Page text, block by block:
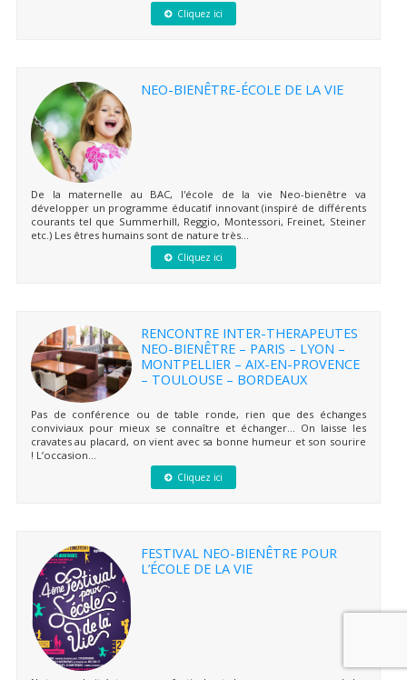
Cliquez ici
NEO-BIENÊTRE-ÉCOLE DE LA VIE
De la maternelle au BAC, l'école de la vie Neo-bienêtre va
développer un programme éducatif innovant (inspiré de différents
courants tel que Summerhill, Reggio, Montessori, Freinet, Steiner
etc.) Les êtres humains sont de nature très...
Cliquez ici
RENCONTRE INTER-THERAPEUTES
NEO-BIENÊTRE – PARIS – LYON –
MONTPELLIER – AIX-EN-PROVENCE
– TOULOUSE – BORDEAUX
Pas de conférence ou de table ronde, rien que des échanges
conviviaux pour mieux se connaître et échanger… On laisse les
cravates au placard, on vient avec sa bonne humeur et son sourire
! L’occasion...
Cliquez ici
FESTIVAL NEO-BIENÊTRE POUR
L’ÉCOLE DE LA VIE